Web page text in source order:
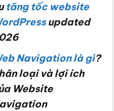
tăng tốc website
updated
Navigation là gì?
loại và lợi ích
Website